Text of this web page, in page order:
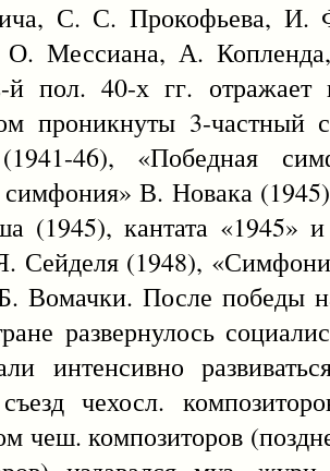
С. С. Прокофьева, И.
О. Мессиана, А.
пол. 40-х гг. отражает
проникнуты 3-
46), «Победная
В. Новака
(1945), кантата «1945»
Сейделя (1948),
Вомачки. После победы
развернулось
интенсивно
чехосл.
чеш. композиторов